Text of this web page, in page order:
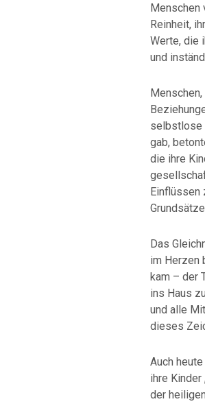
Menschen
Reinheit,
Werte, die
und
selbstlose
gab,
die ihre
Einflüssen
Das
im Herzen
kam – der
ins Haus
und alle
dieses
Auch
ihre Kinder
der